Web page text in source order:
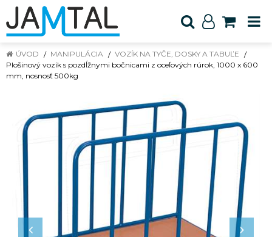
ÚVOD MANIPULÁCIA
VOZÍK NA TYČE, DOSKY A TABUĽE
Plošinový vozík s pozdĺžnymi bočnicami z oceľových rúrok, 1000 x 600
mm, nosnosť 500kg